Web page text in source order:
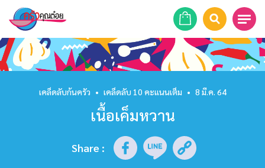
หน้าแรก
สูตรอาหาร
รายการย้อนหลัง
เคล็ดลับก้นครัว • เคล็ดลับ 10 คะแนนเต็ม • 8 มี.ค. 64
เนื้อเค็มหวาน
Share :